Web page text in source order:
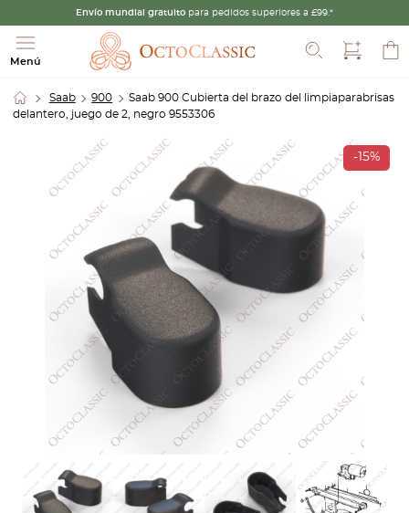
Envío mundial gratuito para pedidos superiores a £99.*
Menú
Saab 900
Saab 900 Cubierta del brazo del limpiaparabrisas
delantero, juego de 2, negro 9553306
-15%